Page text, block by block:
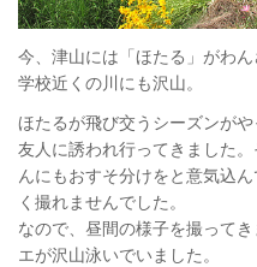
今、津山には「ほたる」がわ
学校近くの川にも沢山。
ほたるが飛び交うシーズンがや
友人に誘われ行ってきました
んにもおすそ分けをと意気込
く撮れませんでした。
なので、昼間の様子を撮って
エが沢山泳いでいました。